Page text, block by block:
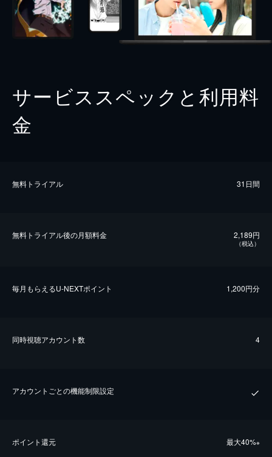
サービススペックと利用料
金
無料トライアル 31日間
無料トライアル後の⽉額料金 2,189円
（税込）
毎⽉もらえるU-NEXTポイント 1,200円分
同時視聴アカウント数 4
アカウントごとの機能制限設定
ポイント還元 最⼤40%※